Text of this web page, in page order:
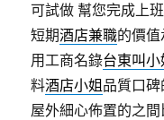
可試做 幫您完成上
短期酒店兼職的價
用工商名錄台東叫小
料酒店小姐 品質口
屋外細心佈置的之